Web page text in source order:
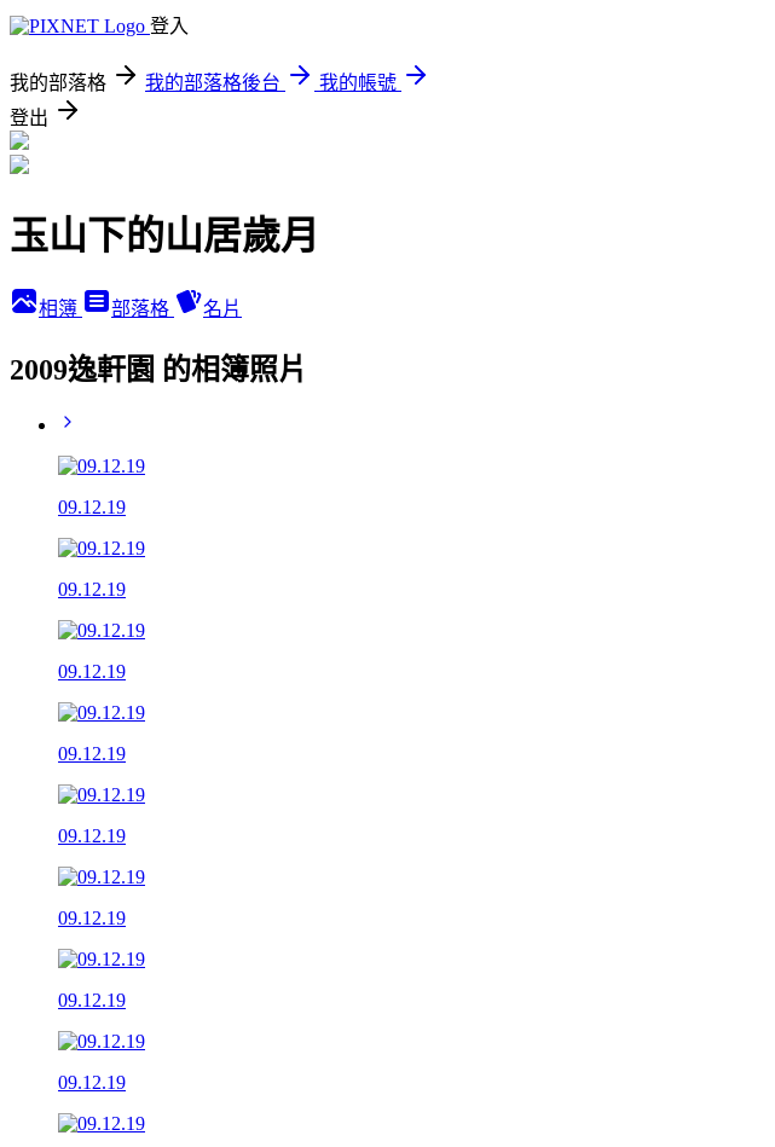
登入
我的部落格 我的部落格後台
我的帳號
登出
玉山下的山居歲月
相簿 部落格 名片
2009逸軒園 的相簿照片
09.12.19
09.12.19
09.12.19
09.12.19
09.12.19
09.12.19
09.12.19
09.12.19